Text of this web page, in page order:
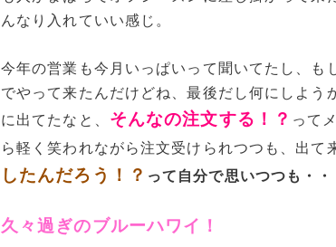
んなり入れていい感じ。
今年の営業も今月いっぱいって聞いてたし、も
でやって来たんだけどね、最後だし何にしよう
に出てたなと、 そんなの注文する！？ って
ら軽く笑われながら注文受けられつつも、出て
したんだろう！？ って自分で思いつつも・・
久々過ぎのブルーハワイ！